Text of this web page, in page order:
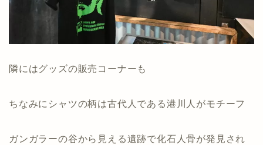
隣にはグッズの販売コーナーも
ちなみにシャツの柄は古代人である港川人がモチーフ
ガンガラーの谷から見える遺跡で化石人骨が発見され